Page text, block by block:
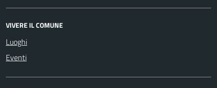
VIVERE IL COMUNE
Luoghi
Eventi